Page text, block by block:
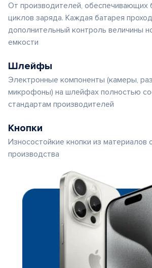
От производителей, обеспечивающих
циклов заряда. Каждая батарея
дополнительный контроль величины
емкости
Шлейфы
Электронные компоненты (камеры,
микрофоны) на шлейфах полностью
стандартам производителей
Кнопки
Износостойкие кнопки из материалов
производства